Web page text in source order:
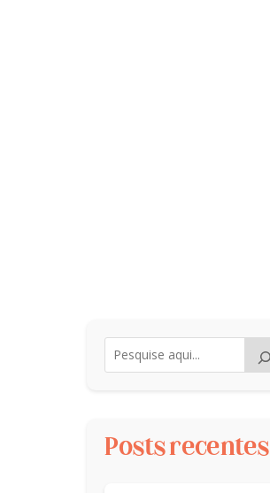
Posts recentes